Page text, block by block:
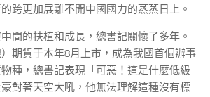
跨更加展離不開中國國力的蒸蒸日上。
的扶植和成長，總書記關懷了多年。
期貨于本年8月上市，成為我國首個辦事
種，總書記表現「可惡！這是什麼低級
對著天空大吼，他無法理解這種沒有標